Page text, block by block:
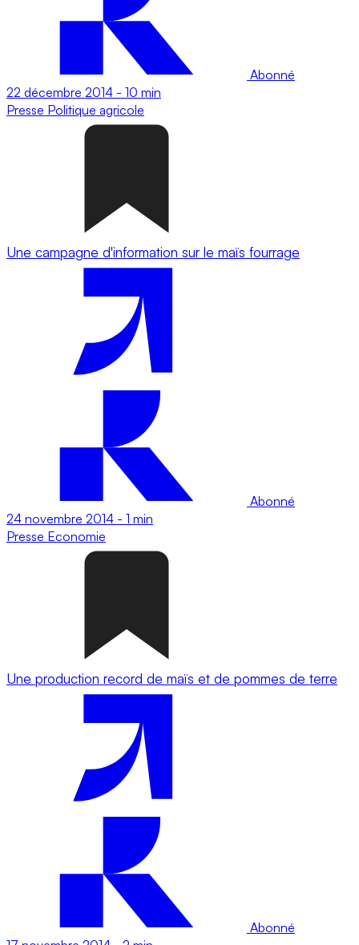
Abonné
22 décembre 2014 - 10 min
Presse Politique agricole
Une campagne d'information sur le maïs fourrage
Abonné
24 novembre 2014 - 1 min
Presse Economie
Une production record de maïs et de pommes de terre
Abonné